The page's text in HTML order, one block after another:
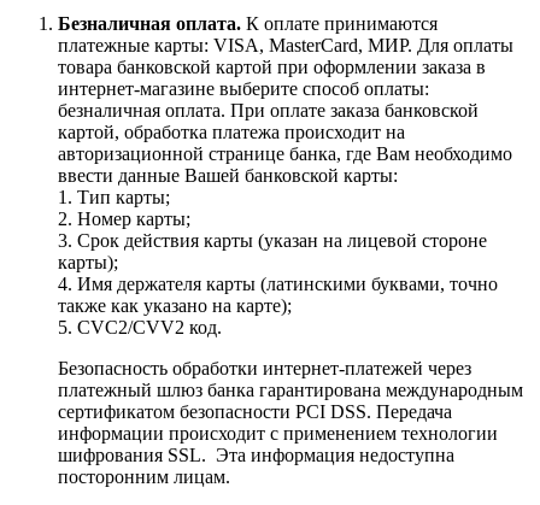
Безналичная оплата. К оплате принимаются
платежные карты: VISA, MasterCard, МИР. Для оплаты
товара банковской картой при оформлении заказа в
интернет-магазине выберите способ оплаты:
безналичная оплата. При оплате заказа банковской
картой, обработка платежа происходит на
авторизационной странице банка, где Вам необходимо
ввести данные Вашей банковской карты:
1. Тип карты;
2. Номер карты;
3. Срок действия карты (указан на лицевой стороне
карты);
4. Имя держателя карты (латинскими буквами, точно
также как указано на карте);
5. CVC2/CVV2 код.
Безопасность обработки интернет-платежей через
платежный шлюз банка гарантирована международным
сертификатом безопасности PCI DSS. Передача
информации происходит с применением технологии
шифрования SSL. Эта информация недоступна
посторонним лицам.